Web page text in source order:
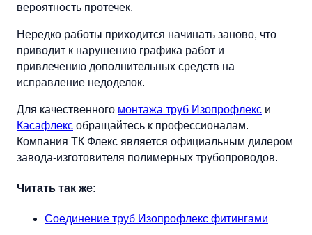
вероятность протечек.
Нередко работы приходится начинать заново, что
приводит к нарушению графика работ и
привлечению дополнительных средств на
исправление недоделок.
Для качественного монтажа труб Изопрофлекс и
Касафлекс обращайтесь к профессионалам.
Компания ТК Флекс является официальным дилером
завода-изготовителя полимерных трубопроводов.
Читать так же:
Соединение труб Изопрофлекс фитингами